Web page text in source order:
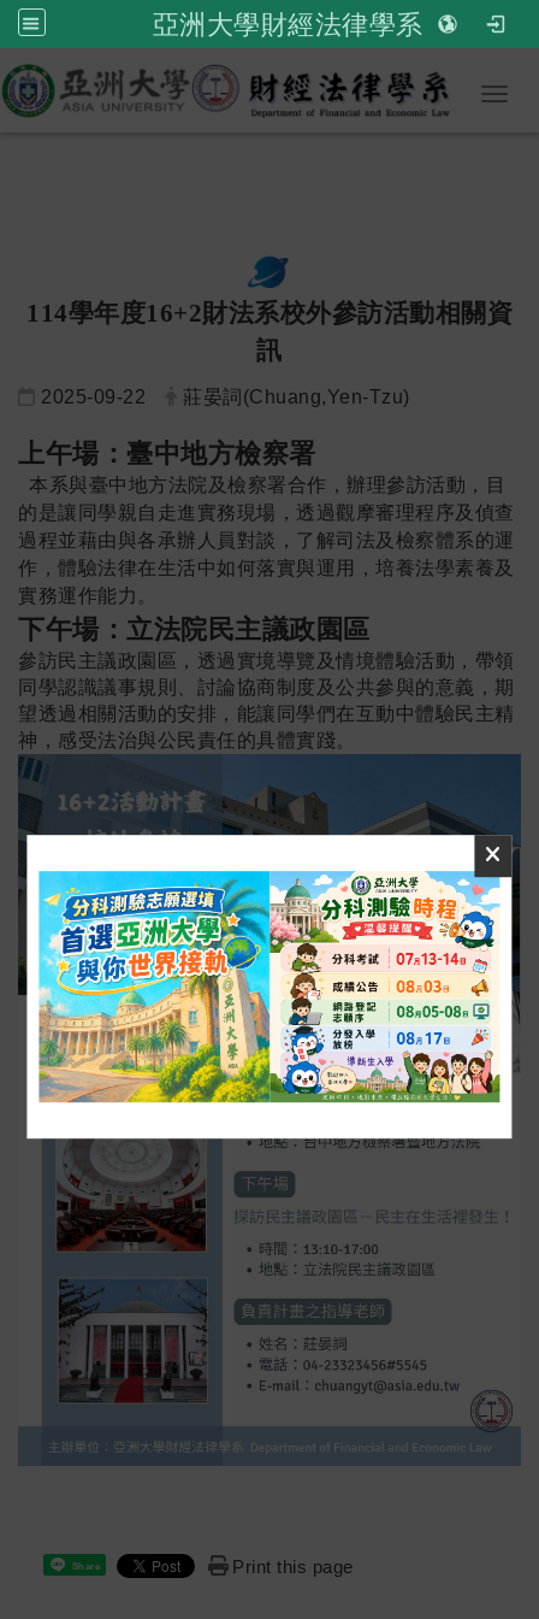
亞洲大學財經法律學系
114學年度16+2財法系校外參訪活動相關資
訊
2025-09-22 莊晏詞(Chuang,Yen-Tzu)
上午場：臺中地方檢察署
本系與臺中地方法院及檢察署合作，辦理參訪活動，目
的是讓同學親自走進實務現場，透過觀摩審理程序及偵查
過程並藉由與各承辦人員對談，了解司法及檢察體系的運
作，體驗法律在生活中如何落實與運用，培養法學素養及
實務運作能力。
下午場： 立法院民主議政園區
參訪民主議政園區，透過實境導覽及情境體驗活動，帶領
同學認識議事規則、討論協商制度及公共參與的意義，期
望透過相關活動的安排，能讓同學們在互動中體驗民主精
神，感受法治與公民責任的具體實踐。
Share Print this page